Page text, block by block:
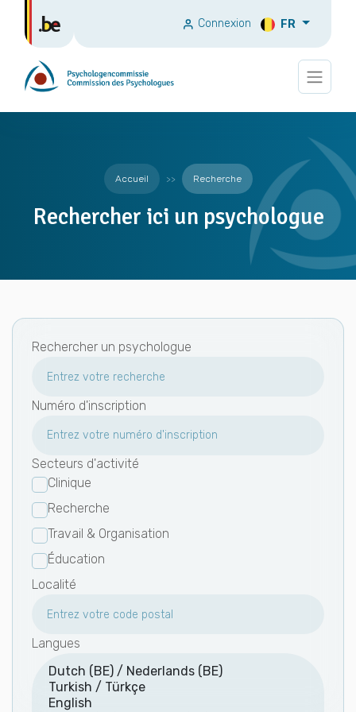
Connexion FR
Accueil Recherche
Rechercher ici un psychologue
Rechercher un psychologue
Numéro d'inscription
Secteurs d'activité
Clinique
Recherche
Travail & Organisation
Éducation
Localité
Langues